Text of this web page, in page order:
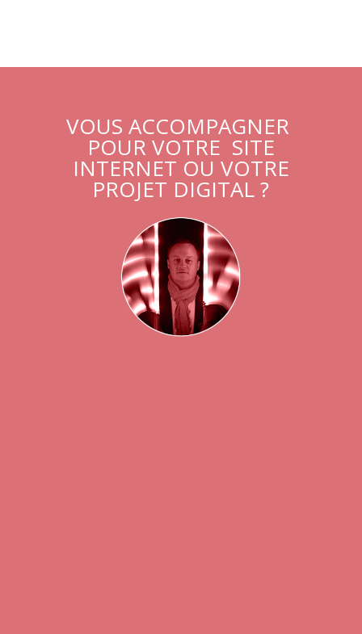
VOUS ACCOMPAGNER
POUR VOTRE SITE
INTERNET OU VOTRE
PROJET DIGITAL ?